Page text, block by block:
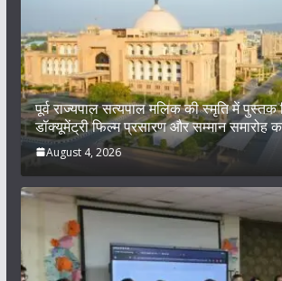
पूर्व राज्यपाल सत्यपाल मलिक की स्मृति में पुस्तक
डॉक्यूमेंट्री फिल्म प्रसारण और सम्मान समारोह
August 4, 2026